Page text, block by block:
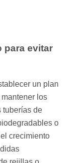
para evitar
un plan
los
tuberías de
o
crecimiento